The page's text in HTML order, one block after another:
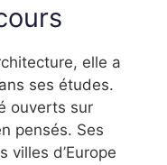
elle a
ses études.
ouverts sur
pensés. Ses
villes d’Europe